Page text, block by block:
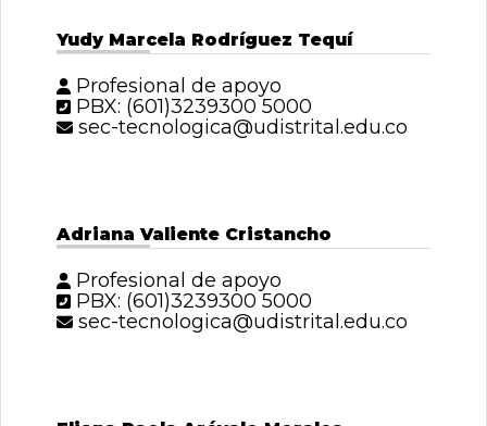
Yudy Marcela Rodríguez Tequí
Profesional de apoyo
PBX: (601)3239300 5000
sec-tecnologica@udistrital.edu.co
Adriana Valiente Cristancho
Profesional de apoyo
PBX: (601)3239300 5000
sec-tecnologica@udistrital.edu.co